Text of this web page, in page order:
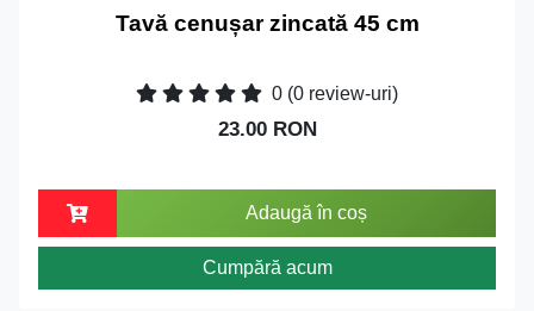
Tavă cenușar zincată 45 cm
0 (0 review-uri)
23.00 RON
Adaugă în coș
Cumpără acum